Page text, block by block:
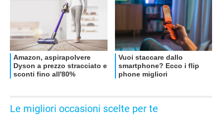
Le migliori occasioni scelte per te